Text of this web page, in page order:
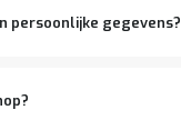
persoonlijke gegevens?